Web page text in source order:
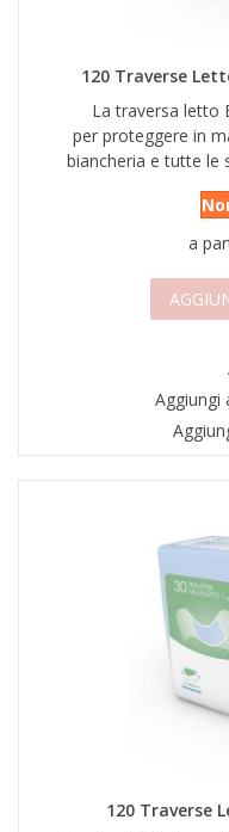
DICONO DI NOI
120 Traverse
La traversa letto
per proteggere in
biancheria e tutte le
a
Aggiungi
120 Traverse